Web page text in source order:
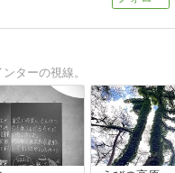
ターの視線。